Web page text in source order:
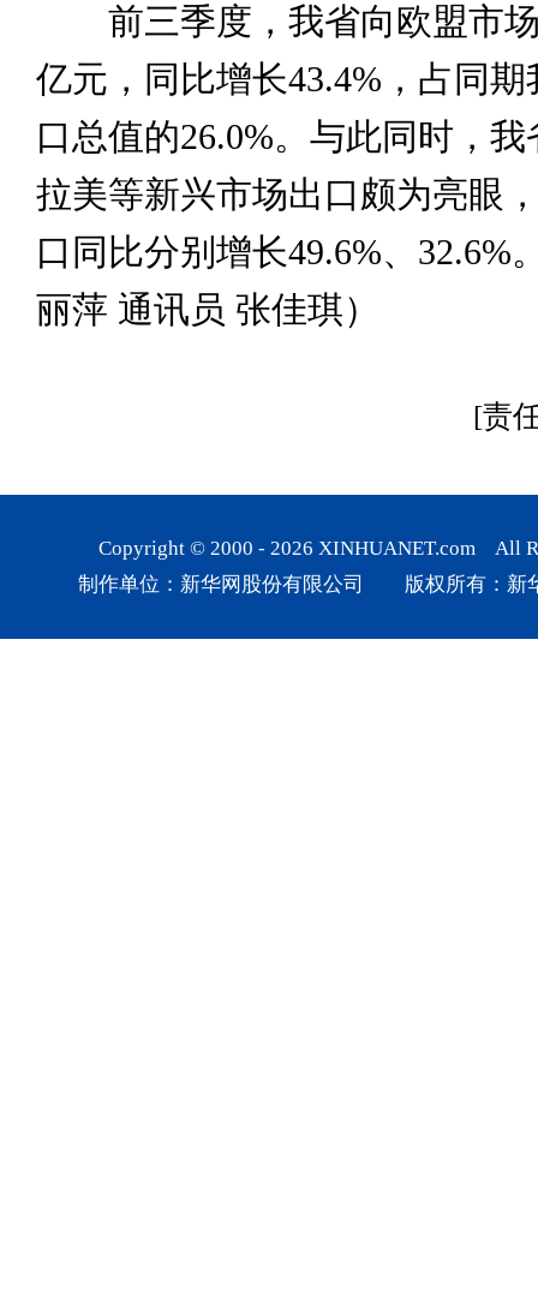
前三季度，我省向欧盟市场
亿元，同比增长43.4%，占同
口总值的26.0%。与此同时，
拉美等新兴市场出口颇为亮眼
口同比分别增长49.6%、32.6%
丽萍 通讯员 张佳琪）
[责
Copyright © 2000 - 2026 XINHUANET.com All
制作单位：新华网股份有限公司 版权所有：新